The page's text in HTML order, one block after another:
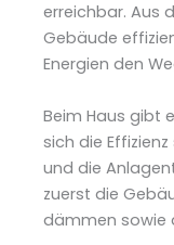
erreichbar. Aus
Gebäude
Energien den
Beim Haus gibt
sich die
und die
zuerst die
dämmen sowie